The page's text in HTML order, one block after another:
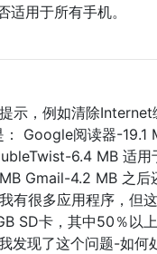
用于所有手机。
示，例如清除Internet
Google阅读器-19.1
6.4 MB 适用
Gmail-4.2 MB 之后
有很多应用程序，但
SD卡，其中50％以
发现了这个问题-如何